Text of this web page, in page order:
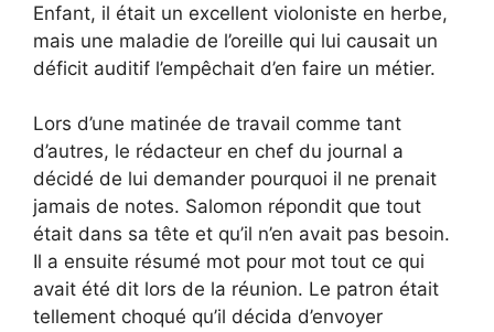
Enfant, il était un excellent violoniste en herbe,
mais une maladie de l’oreille qui lui causait un
déficit auditif l’empêchait d’en faire un métier.
Lors d’une matinée de travail comme tant
d’autres, le rédacteur en chef du journal a
décidé de lui demander pourquoi il ne prenait
jamais de notes. Salomon répondit que tout
était dans sa tête et qu’il n’en avait pas besoin.
Il a ensuite résumé mot pour mot tout ce qui
avait été dit lors de la réunion. Le patron était
tellement choqué qu’il décida d’envoyer